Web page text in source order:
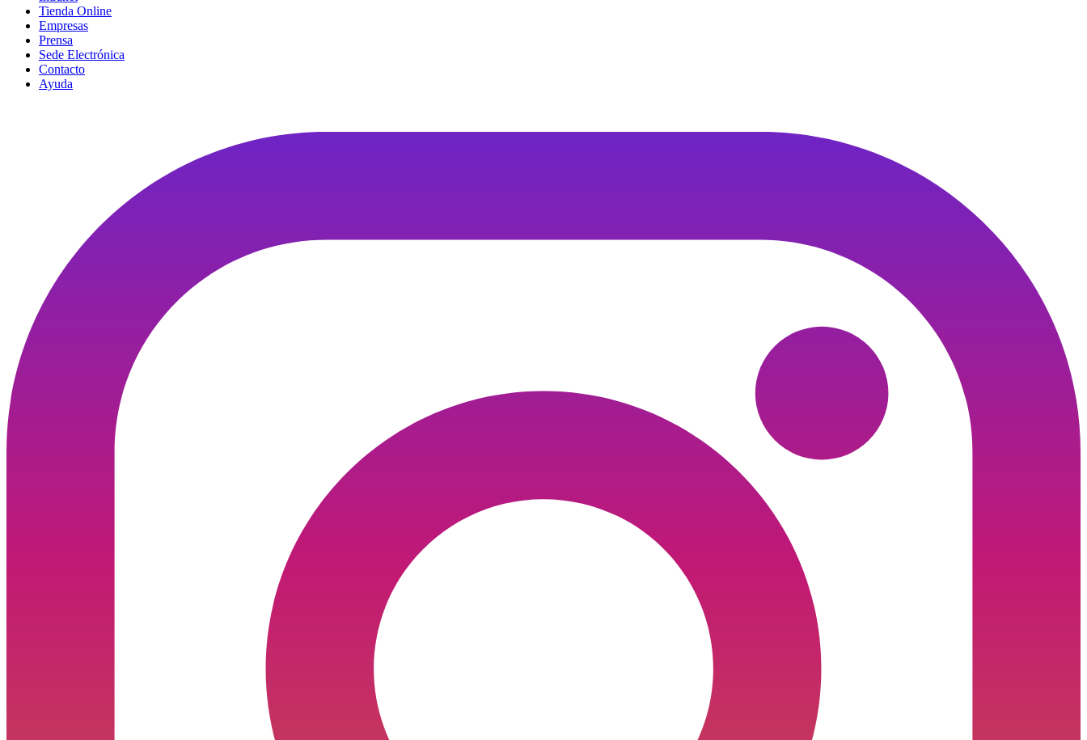
Tienda Online
Empresas
Prensa
Sede Electrónica
Contacto
Ayuda